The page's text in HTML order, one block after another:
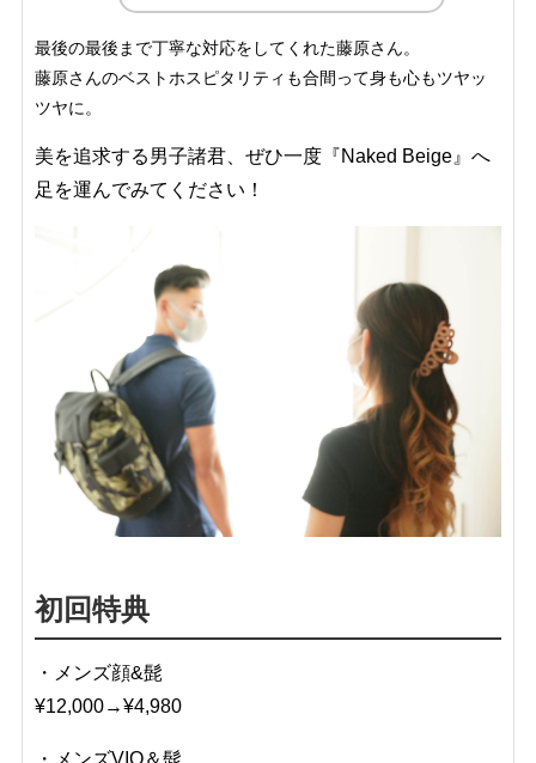
最後の最後まで丁寧な対応をしてくれた藤原さん。
藤原さんのベストホスピタリティも合間って身も心もツヤッ
ツヤに。
美を追求する男子諸君、ぜひ一度『Naked Beige』へ
足を運んでみてください！
初回特典
・メンズ顔&髭
¥12,000→¥4,980
・メンズVIO＆髭